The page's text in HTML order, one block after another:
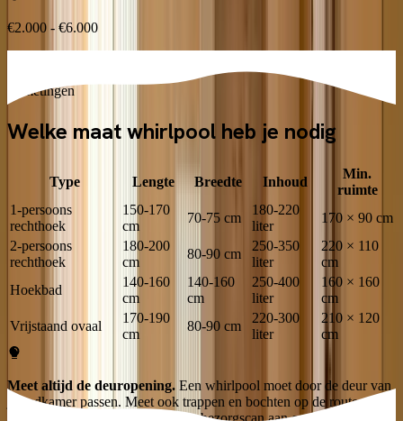
€2.000 - €6.000
Afmetingen
Welke maat whirlpool heb je nodig
Type Lengte Breedte Inhoud
Min.
ruimte
1-persoons
rechthoek
150-170
cm
70-75 cm
180-220
liter
170 × 90 cm
2-persoons
rechthoek
180-200
cm
80-90 cm
250-350
liter
220 × 110
cm
Hoekbad
140-160
cm
140-160
cm
250-400
liter
160 × 160
cm
Vrijstaand ovaal
170-190
cm
80-90 cm
220-300
liter
210 × 120
cm
Meet altijd de deuropening. Een whirlpool moet door de deur van
je badkamer passen. Meet ook trappen en bochten op de route.
Sommige leveranciers bieden een bezorgscan aan om problemen te